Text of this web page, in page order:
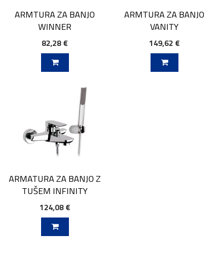
ARMTURA ZA BANJO
WINNER
82,28 €
ARMTURA ZA BANJO
VANITY
149,62 €
ARMATURA ZA BANJO Z
TUŠEM INFINITY
124,08 €